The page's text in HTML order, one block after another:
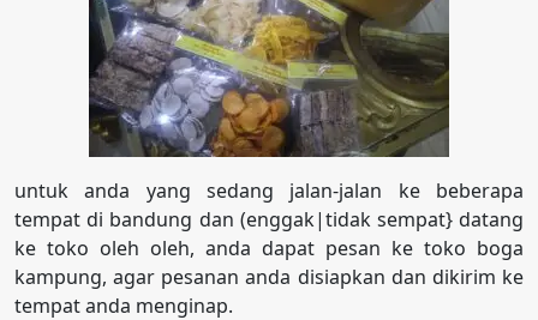
untuk anda yang sedang jalan-jalan ke beberapa
tempat di bandung dan (enggak|tidak sempat} datang
ke toko oleh oleh, anda dapat pesan ke toko boga
kampung, agar pesanan anda disiapkan dan dikirim ke
tempat anda menginap.